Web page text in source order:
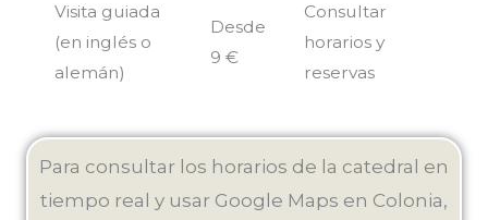
Visita guiada
(en inglés o
alemán)
Desde
9 €
Consultar
horarios y
reservas
Para consultar los horarios de la catedral en
tiempo real y usar Google Maps en Colonia,